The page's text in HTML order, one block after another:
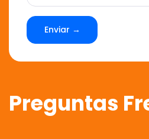
Enviar →
Preguntas